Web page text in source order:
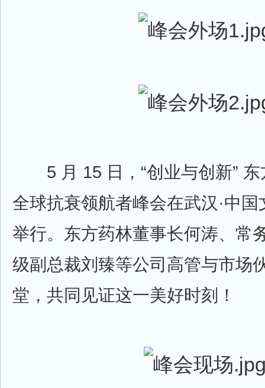
5 月 15 日，“创业与创新” 东
全球抗衰领航者峰会在武汉·中
举行。东方药林董事长何涛、常
级副总裁刘臻等公司高管与市场
堂，共同见证这一美好时刻！